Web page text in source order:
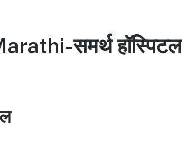
समर्थ हॉस्पिटल